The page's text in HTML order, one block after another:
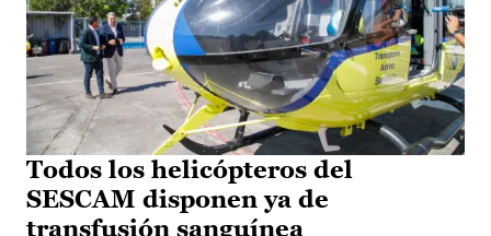
Todos los helicópteros del
SESCAM disponen ya de
transfusión sanguínea